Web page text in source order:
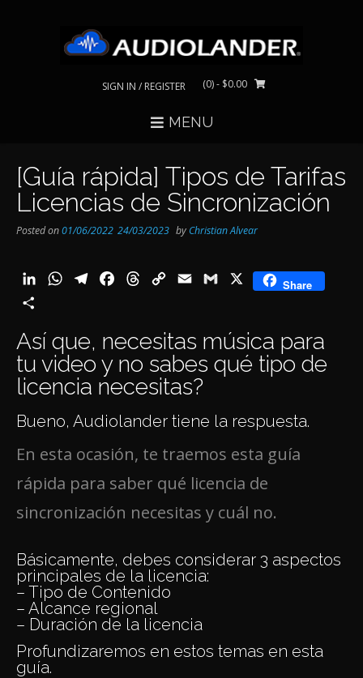
SIGN IN / REGISTER (0)- $0.00
MENU
[Guía rápida] Tipos de Tarifas
Licencias de Sincronización
Posted on01/06/2022 24/03/2023 by Christian Alvear
LinkedInWhatsApp
TelegramFacebookThreads
Copy
Email GmailX Share
Así que, necesitas música para
tu video y no sabes qué tipo de
licencia necesitas?
Bueno, Audiolander tiene la respuesta.
En esta ocasión, te traemos esta guía
rápida para saber qué licencia de
sincronización necesitas y cuál no.
Básicamente, debes considerar 3 aspectos
principales de la licencia:
– Tipo de Contenido
– Alcance regional
– Duración de la licencia
Profundizaremos en estos temas en esta
guía.